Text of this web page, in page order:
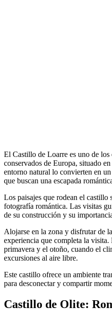
El Castillo de Loarre es uno de
conservados de Europa, situado
entorno natural lo convierten en
que buscan una escapada
Los paisajes que rodean el castillo
fotografía romántica. Las visitas
de su construcción y su
Alojarse en la zona y disfrutar de
experiencia que completa la
primavera y el otoño, cuando el
excursiones al aire libre.
Este castillo ofrece un ambiente
para desconectar y compartir
Castillo de Olite: